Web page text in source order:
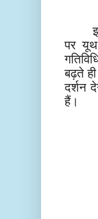
पर
बढ़ते
दर्शन
हैं।